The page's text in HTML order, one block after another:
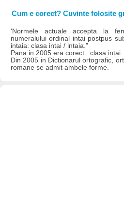
Cum e corect? Cuvinte folosite
'Normele actuale accepta la
numeralului ordinal intai postpus
intaia: clasa intai / intaia.”
Pana in 2005 era corect : clasa intai.
Din 2005 in Dictionarul ortografic,
romane se admit ambele forme.